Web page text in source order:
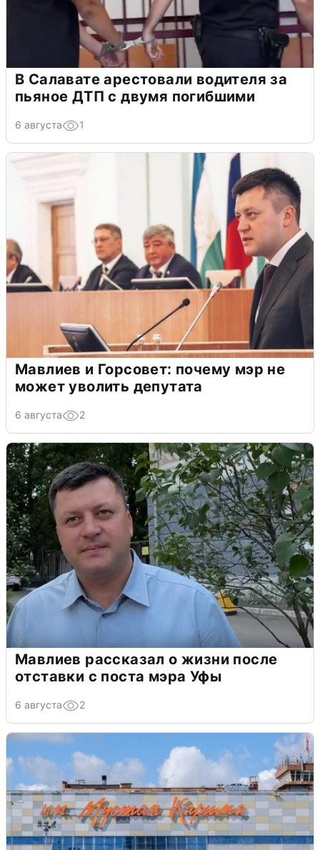
В Салавате арестовали водителя за
пьяное ДТП с двумя погибшими
6 августа 1
Мавлиев и Горсовет: почему мэр не
может уволить депутата
6 августа 2
Мавлиев рассказал о жизни после
отставки с поста мэра Уфы
6 августа 2